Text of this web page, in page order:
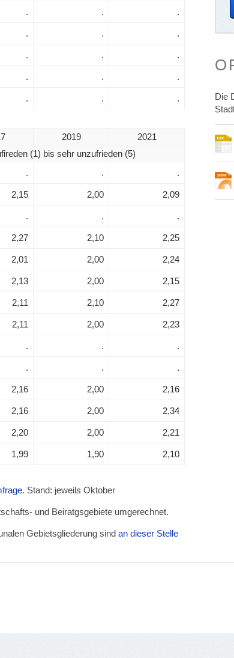
. . .
. . .
. . .
. . .
. . .
2019
2021
(1) bis sehr unzufrieden (5)
. . .
2,15 2,00 2,09
. . .
2,27 2,10 2,25
2,01 2,00 2,24
2,13 2,00 2,15
2,11 2,10 2,27
2,11 2,00 2,23
. . .
. . .
2,16 2,00 2,16
2,16 2,00 2,34
2,20 2,00 2,21
1,99 1,90 2,10
. Stand: jeweils Oktober
und Beiratgsgebiete umgerechnet.
Gebietsgliederung sind an dieser Stelle
Die